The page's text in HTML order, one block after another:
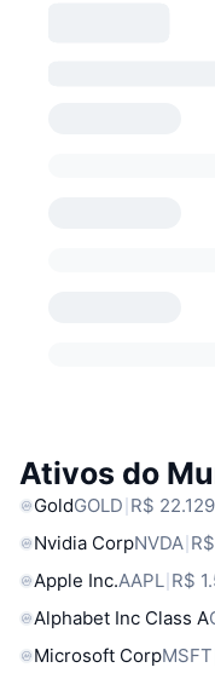
Ativos do
GoldGOLD R$
Nvidia CorpNVDA
Apple Inc.AAPL R$
Alphabet Inc Class A
Microsoft CorpMSFT